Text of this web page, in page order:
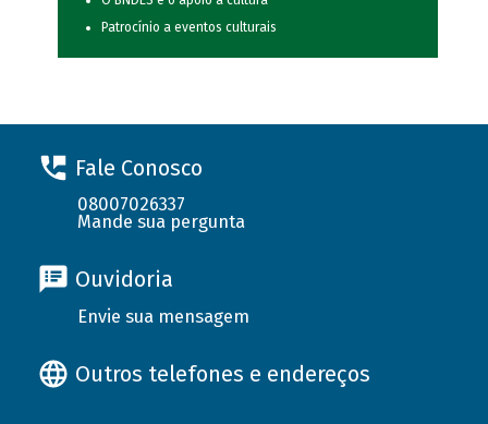
Patrocínio a eventos culturais
Fale Conosco
08007026337
Mande sua pergunta
Ouvidoria
Envie sua mensagem
Outros telefones e endereços